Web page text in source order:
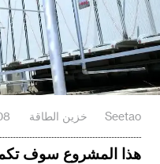
Seetao خزين الطاقة
هذا المشروع سوف